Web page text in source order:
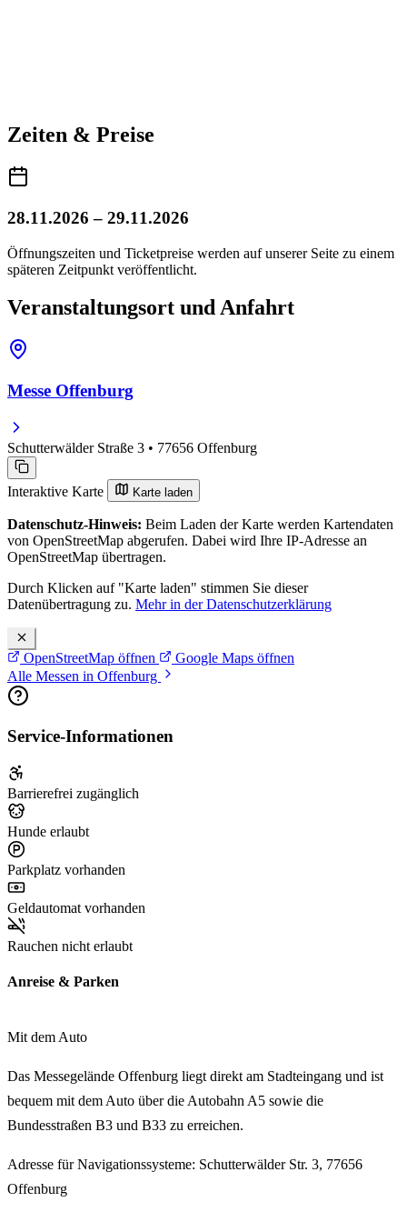
Zeiten & Preise
28.11.2026 – 29.11.2026
Öffnungszeiten und Ticketpreise werden auf unserer Seite zu einem
späteren Zeitpunkt veröffentlicht.
Veranstaltungsort und Anfahrt
Messe Offenburg
Schutterwälder Straße 3 • 77656 Offenburg
Interaktive Karte Karte laden
Datenschutz-Hinweis: Beim Laden der Karte werden Kartendaten
von OpenStreetMap abgerufen. Dabei wird Ihre IP-Adresse an
OpenStreetMap übertragen.
Durch Klicken auf "Karte laden" stimmen Sie dieser
Datenübertragung zu. Mehr in der Datenschutzerklärung
OpenStreetMap öffnen
Google Maps öffnen
Alle Messen in Offenburg
Service-Informationen
Barrierefrei zugänglich
Hunde erlaubt
Parkplatz vorhanden
Geldautomat vorhanden
Rauchen nicht erlaubt
Anreise & Parken
Mit dem Auto
Das Messegelände Offenburg liegt direkt am Stadteingang und ist
bequem mit dem Auto über die Autobahn A5 sowie die
Bundesstraßen B3 und B33 zu erreichen.
Adresse für Navigationssysteme: Schutterwälder Str. 3, 77656
Offenburg